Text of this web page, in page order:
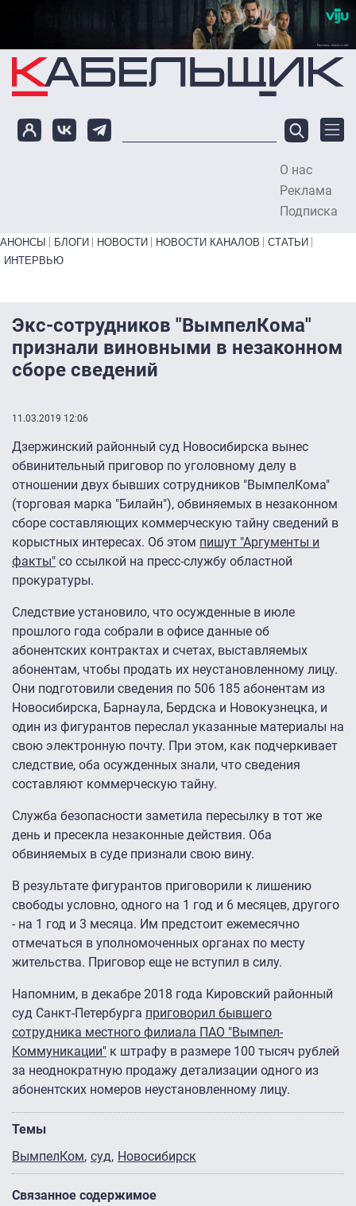
Перейти к основному содержанию
О нас
Реклама
Подписка
Primary links bottom
АНОНСЫ БЛОГИ НОВОСТИ НОВОСТИ КАНАЛОВ
СТАТЬИ
ИНТЕРВЬЮ
Экс-сотрудников "ВымпелКома"
признали виновными в незаконном
сборе сведений
11.03.2019 12:06
Дзержинский районный суд Новосибирска вынес
обвинительный приговор по уголовному делу в
отношении двух бывших сотрудников "ВымпелКома"
(торговая марка "Билайн"), обвиняемых в незаконном
сборе составляющих коммерческую тайну сведений в
корыстных интересах. Об этом пишут "Аргументы и
факты" со ссылкой на пресс-службу областной
прокуратуры.
Следствие установило, что осужденные в июле
прошлого года собрали в офисе данные об
абонентских контрактах и счетах, выставляемых
абонентам, чтобы продать их неустановленному лицу.
Они подготовили сведения по 506 185 абонентам из
Новосибирска, Барнаула, Бердска и Новокузнецка, и
один из фигурантов переслал указанные материалы на
свою электронную почту. При этом, как подчеркивает
следствие, оба осужденных знали, что сведения
составляют коммерческую тайну.
Служба безопасности заметила пересылку в тот же
день и пресекла незаконные действия. Оба
обвиняемых в суде признали свою вину.
В результате фигурантов приговорили к лишению
свободы условно, одного на 1 год и 6 месяцев, другого
- на 1 год и 3 месяца. Им предстоит ежемесячно
отмечаться в уполномоченных органах по месту
жительства. Приговор еще не вступил в силу.
Напомним, в декабре 2018 года Кировский районный
суд Санкт-Петербурга приговорил бывшего
сотрудника местного филиала ПАО "Вымпел-
Коммуникации" к штрафу в размере 100 тысяч рублей
за неоднократную продажу детализации одного из
абонентских номеров неустановленному лицу.
Темы
ВымпелКом суд Новосибирск
Связанное содержимое